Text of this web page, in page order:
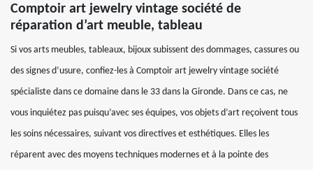
Comptoir art jewelry vintage société de
réparation d’art meuble, tableau
Si vos arts meubles, tableaux, bijoux subissent des dommages, cassures ou
des signes d’usure, confiez-les à Comptoir art jewelry vintage société
spécialiste dans ce domaine dans le 33 dans la Gironde. Dans ce cas, ne
vous inquiétez pas puisqu’avec ses équipes, vos objets d’art reçoivent tous
les soins nécessaires, suivant vos directives et esthétiques. Elles les
réparent avec des moyens techniques modernes et à la pointe des